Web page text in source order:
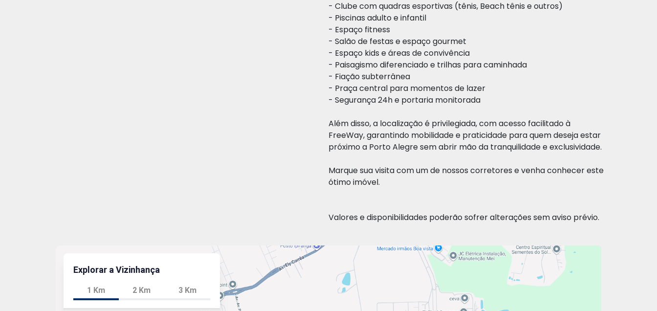
- Clube com quadras esportivas (tênis, Beach tênis e outros)
- ⁠Piscinas adulto e infantil
- Espaço fitness
- Salão de festas e espaço gourmet
- Espaço kids e áreas de convivência
- ⁠Paisagismo diferenciado e trilhas para caminhada
- ⁠Fiação subterrânea
- ⁠Praça central para momentos de lazer
- Segurança 24h e portaria monitorada
Além disso, a localização é privilegiada, com acesso facilitado à
FreeWay, garantindo mobilidade e praticidade para quem deseja estar
próximo a Porto Alegre sem abrir mão da tranquilidade e exclusividade.
Marque sua visita com um de nossos corretores e venha conhecer este
ótimo imóvel.
Valores e disponibilidades poderão sofrer alterações sem aviso prévio.